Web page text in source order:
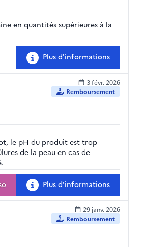
en quantités supérieures à la
Plus d'informations
3 févr. 2026
Remboursement
le pH du produit est trop
de la peau en cas de
Plus d'informations
29 janv. 2026
Remboursement